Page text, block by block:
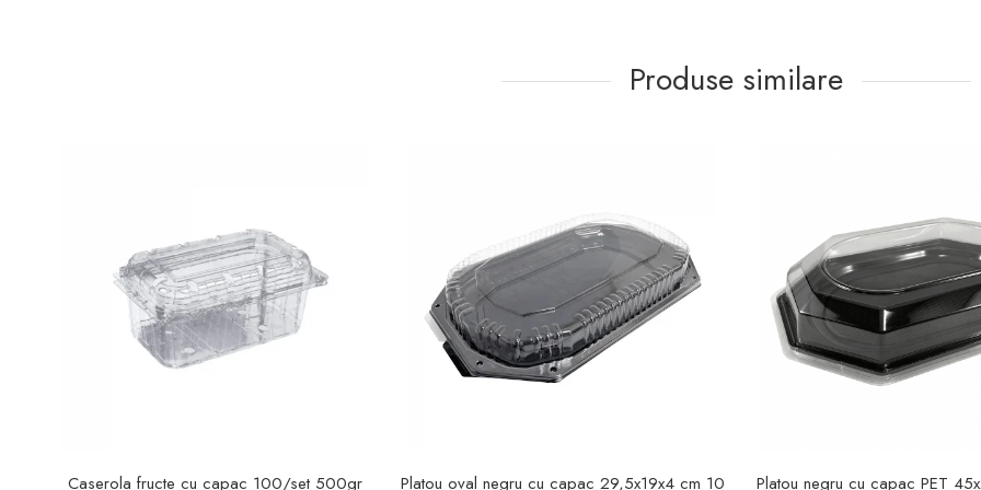
Produse similare
Caserola fructe cu capac 100/set 500gr Platou oval negru cu capac 29,5x19x4 cm 10 Platou negru cu capac PET